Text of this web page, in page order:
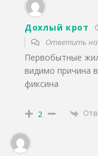
Дохлый крот
Ответить
Первобытные
видимо причина
фиксина
2